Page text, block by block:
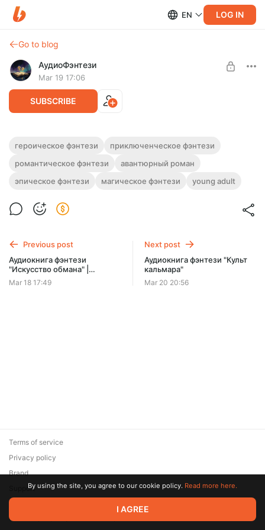
EN LOG IN
Go to blog
АудиоФэнтези
Mar 19 17:06
SUBSCRIBE
Аудиокнига фэнтези "Плата за проезд" |
Трилогия
Полная версия. Трилогия.
рекламы и любых ограничений!
Level required:
героическое фэнтези
приключенческое фэнтези
романтическое фэнтези
авантюрный роман
эпическое фэнтези
магическое фэнтези young adult
Previous post
Аудиокнига фэнтези
"Искусство обмана" |
Трилогия
Mar 18 17:49
Next post
Аудиокнига фэнтези "Культ
кальмара"
Mar 20 20:56
© 2026 Zaya Solutions Limited. All rights reserved. All trademarks
are the property of their respective owners.
Terms of service
Privacy policy
Brand
SupportBy using the site, you agree to our cookie policy. Read more here.
I AGREE